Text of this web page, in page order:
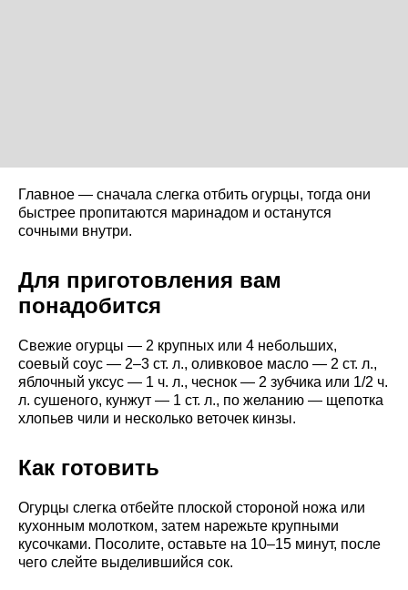
Главное — сначала слегка отбить огурцы, тогда они
быстрее пропитаются маринадом и останутся
сочными внутри.
Для приготовления вам
понадобится
Свежие огурцы — 2 крупных или 4 небольших,
соевый соус — 2–3 ст. л., оливковое масло — 2 ст. л.,
яблочный уксус — 1 ч. л., чеснок — 2 зубчика или 1/2 ч.
л. сушеного, кунжут — 1 ст. л., по желанию — щепотка
хлопьев чили и несколько веточек кинзы.
Как готовить
Огурцы слегка отбейте плоской стороной ножа или
кухонным молотком, затем нарежьте крупными
кусочками. Посолите, оставьте на 10–15 минут, после
чего слейте выделившийся сок.